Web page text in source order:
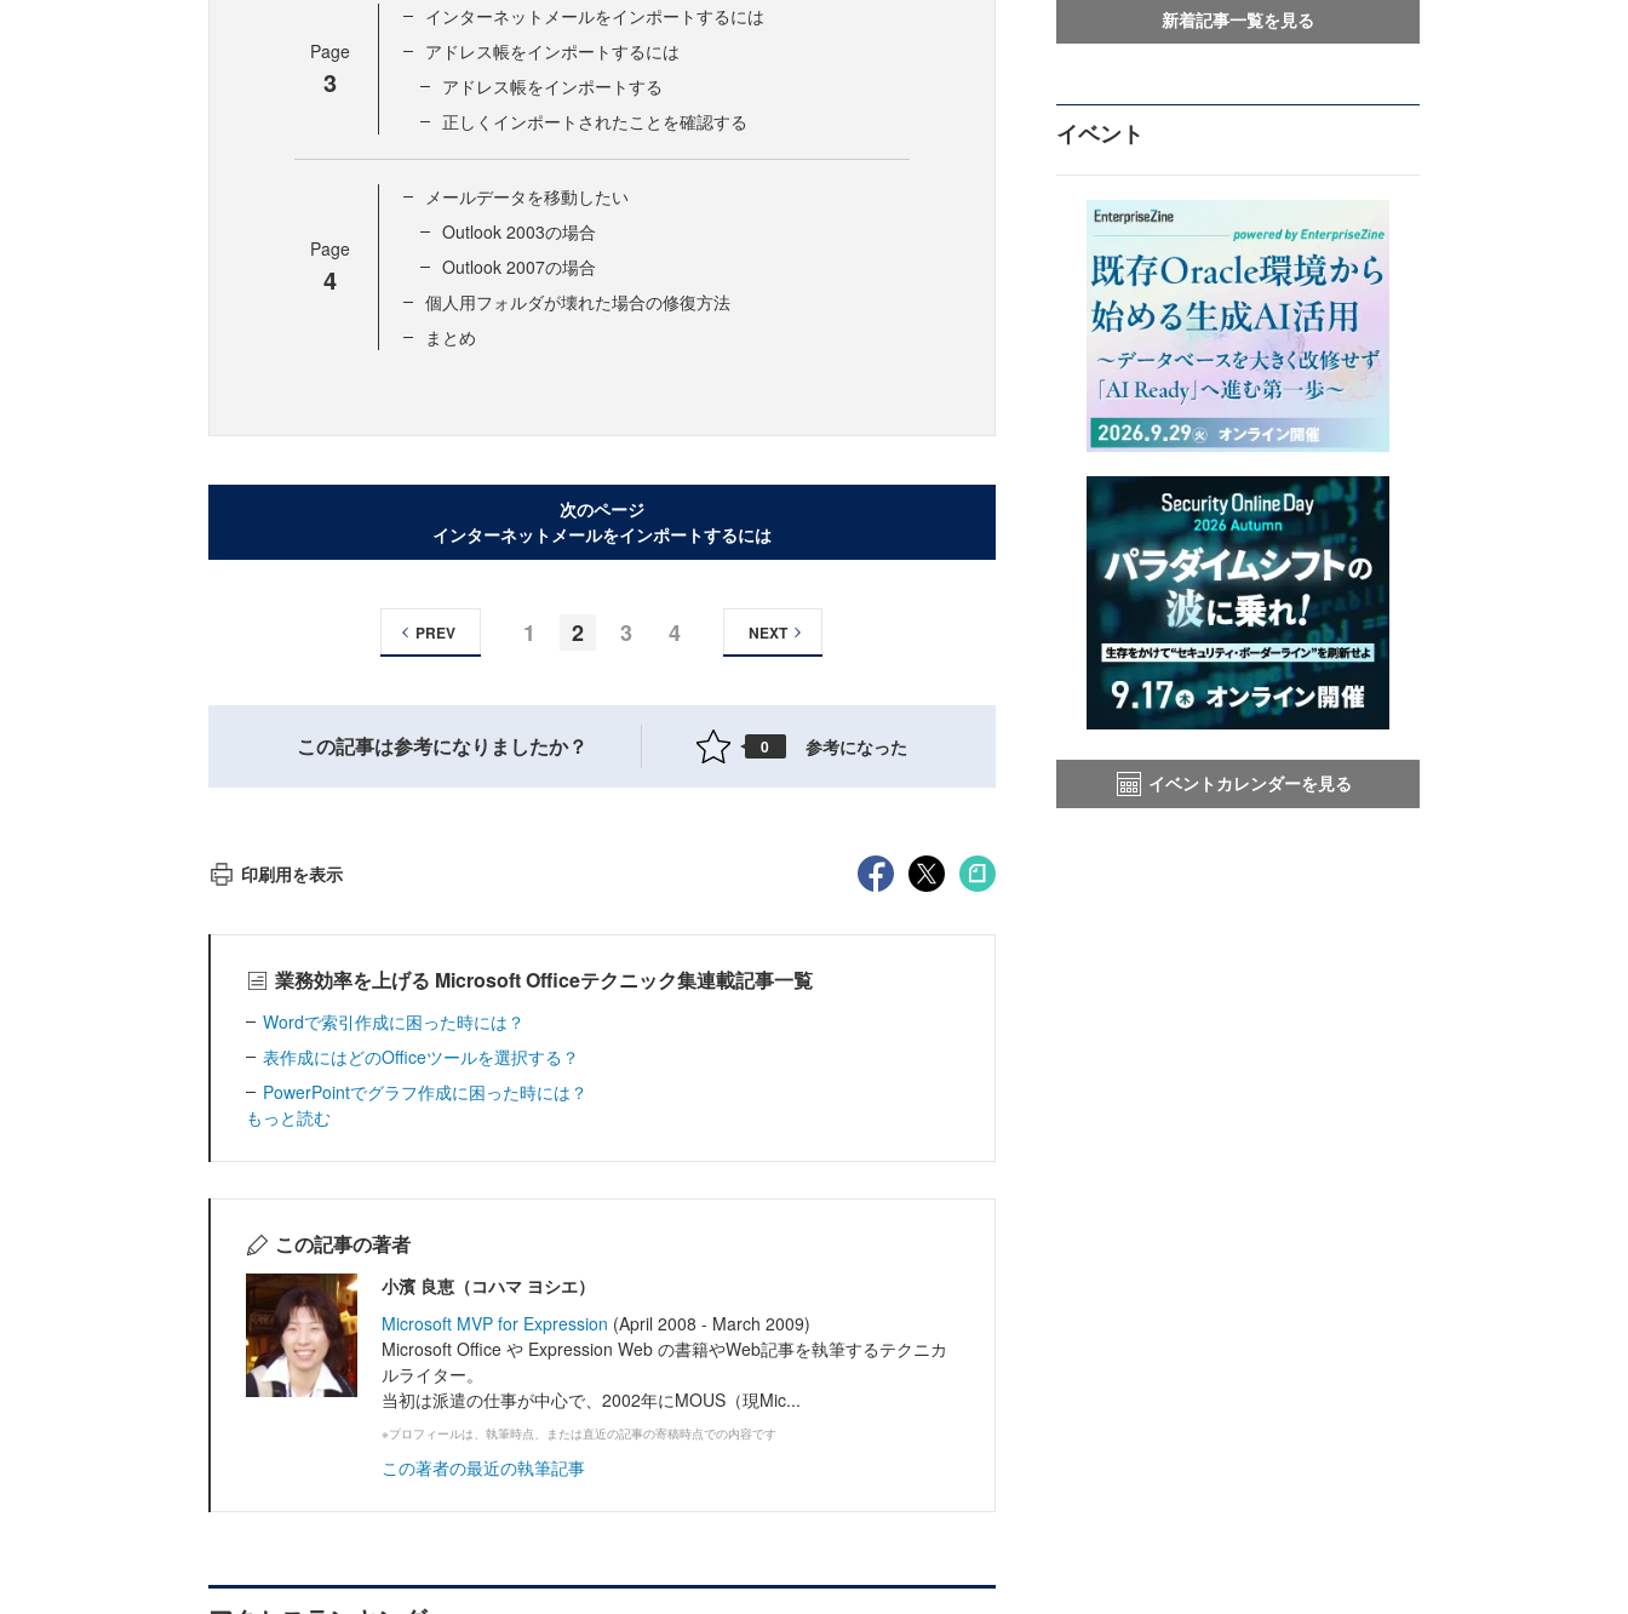
Page
3
インターネットメールをインポートするには
アドレス帳をインポートするには
アドレス帳をインポートする
正しくインポートされたことを確認する
Page
4
メールデータを移動したい
Outlook 2003の場合
Outlook 2007の場合
個人用フォルダが壊れた場合の修復方法
まとめ
次のページ
インターネットメールをインポートするには
1 2 3 4
PREV NEXT
この記事は参考になりましたか？ 0 参考になった
印刷用を表示
業務効率を上げる Microsoft Officeテクニック集連載記事一覧
Wordで索引作成に困った時には？
表作成にはどのOfficeツールを選択する？
PowerPointでグラフ作成に困った時には？
もっと読む
この記事の著者
小濱 良恵（コハマ ヨシエ）
Microsoft MVP for Expression (April 2008 - March 2009)
Microsoft Office や Expression Web の書籍やWeb記事を執筆するテクニカ
ルライター。
当初は派遣の仕事が中心で、2002年にMOUS（現Mic...
※プロフィールは、執筆時点、または直近の記事の寄稿時点での内容です
この著者の最近の執筆記事
新着記事一覧を見る
イベント
イベントカレンダーを見る